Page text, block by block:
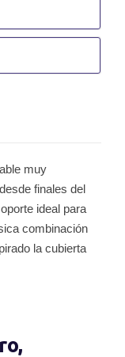
muy
finales del
ideal para
combinación
la cubierta